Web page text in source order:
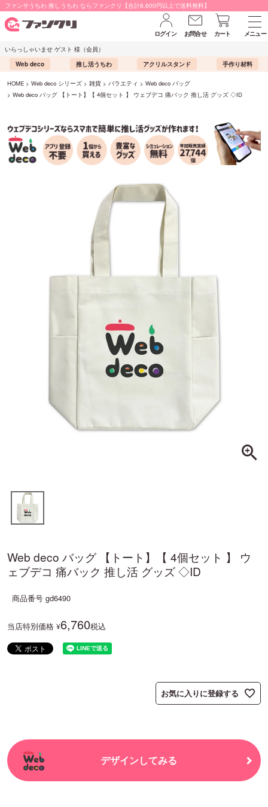
ファンサうちわ 推しうちわ ならファンクリ【合計6,600円以上で送料無料】
ログイン お問合せ カート
メニュー
いらっしゃいませ ゲスト 様（会員）
Web deco
推し活うちわ アクリルスタンド 手作り材料
HOME Web deco シリーズ 雑貨 バラエティ
Web deco バッグ
Web deco バッグ 【トート】【 4個セット 】 ウェブデコ 痛バック 推し活 グッズ ◇ID
Web deco バッグ 【トート】【 4個セット 】 ウ
ェブデコ 痛バック 推し活 グッズ ◇ID
商品番号 gd6490
当店特別価格 ¥6,760税込
お気に入りに登録する
デザインしてみる